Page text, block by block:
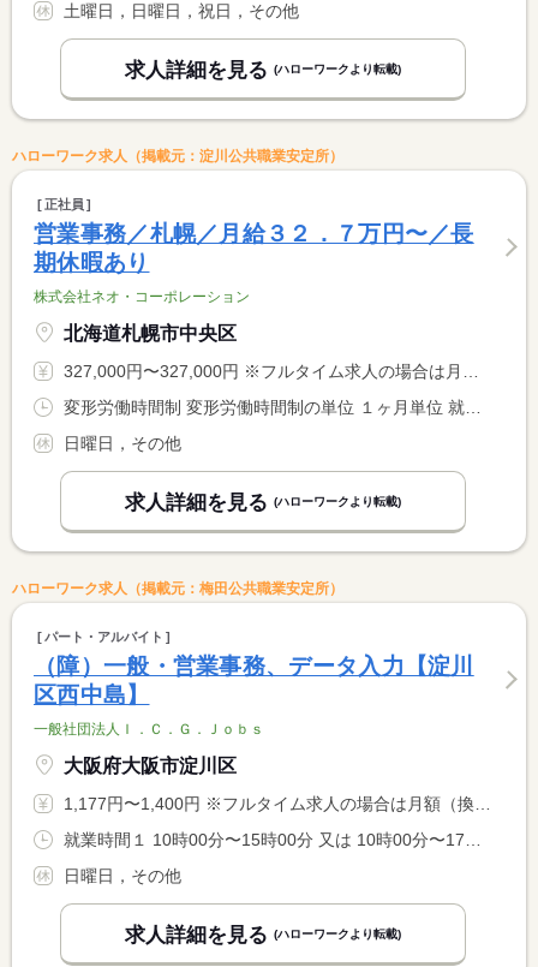
土曜日，日曜日，祝日，その他
求人詳細を見る (ハローワークより転載)
ハローワーク求人（掲載元：淀川公共職業安定所）
正社員
営業事務／札幌／月給３２．７万円〜／長
期休暇あり
株式会社ネオ・コーポレーション
北海道札幌市中央区
327,000円〜327,000円 ※フルタイム求人の場合は月額（換算額）、パート求人の場合は時間額を表示しています。
日曜日，その他
求人詳細を見る (ハローワークより転載)
ハローワーク求人（掲載元：梅田公共職業安定所）
パート・アルバイト
（障）一般・営業事務、データ入力【淀川
区西中島】
一般社団法人Ｉ．Ｃ．Ｇ．Ｊｏｂｓ
大阪府大阪市淀川区
1,177円〜1,400円 ※フルタイム求人の場合は月額（換算額）、パート求人の場合は時間額を表示しています。
日曜日，その他
求人詳細を見る (ハローワークより転載)